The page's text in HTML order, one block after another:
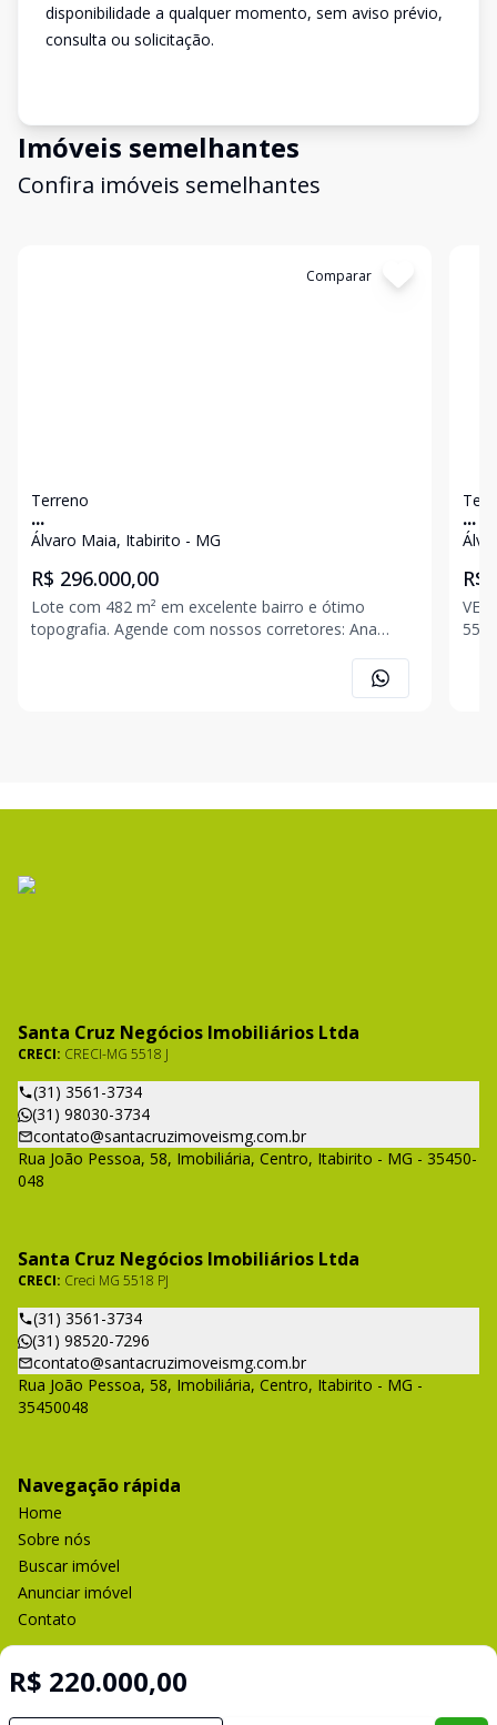
disponibilidade a qualquer momento, sem aviso prévio,
consulta ou solicitação.
Imóveis semelhantes
Confira imóveis semelhantes
Comparar
Terreno
...
Álvaro Maia, Itabirito - MG
R$ 296.000,00
Lote com 482 m² em excelente bairro e ótimo
topografia. Agende com nossos corretores: Ana
Romário (31) 9 8582-9294 Eric (31) 9 8570-4301
...
R$
5518 Bairro Alvaro Maia, Itabirito/
R$ 220.000,00
Santa Cruz Negócios Imobiliários Ltda
CRECI: CRECI-MG 5518 J
(31) 3561-3734
(31) 98030-3734
contato@santacruzimoveismg.com.br
Rua João Pessoa, 58, Imobiliária, Centro, Itabirito - MG - 35450-
048
Santa Cruz Negócios Imobiliários Ltda
CRECI: Creci MG 5518 PJ
(31) 3561-3734
(31) 98520-7296
contato@santacruzimoveismg.com.br
Rua João Pessoa, 58, Imobiliária, Centro, Itabirito - MG -
35450048
Navegação rápida
Home
Sobre nós
Buscar imóvel
Anunciar imóvel
Contato